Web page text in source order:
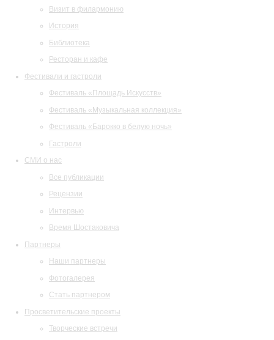
Визит в филармонию
История
Библиотека
Ресторан и кафе
Фестивали и гастроли
Фестиваль «Площадь Искусств»
Фестиваль «Музыкальная коллекция»
Фестиваль «Барокко в белую ночь»
Гастроли
СМИ о нас
Все публикации
Рецензии
Интервью
Время Шостаковича
Партнеры
Наши партнеры
Фотогалерея
Стать партнером
Просветительские проекты
Творческие встречи